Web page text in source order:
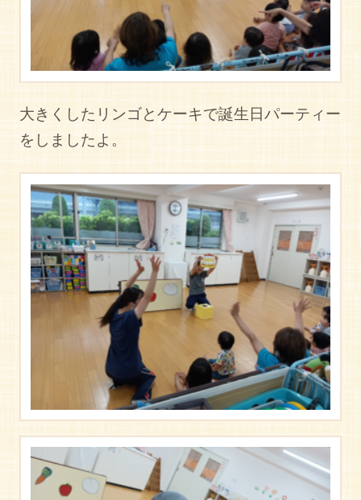
大きくしたリンゴとケーキで誕生日パーティー
をしましたよ。